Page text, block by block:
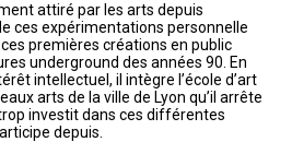
attiré par les arts depuis
ces expérimentations personnelle
premières créations en public
underground des années 90. En
intellectuel, il intègre l’école d’art
arts de la ville de Lyon qu’il arrête
investit dans ces différentes
depuis.